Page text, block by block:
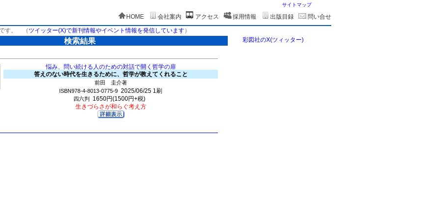
サイトマップ
HOME 会社案内 アクセス 採用情報 出版目録
問い合せ
す。
（ ツイッター(X)で新刊情報やイベント情報を発信しています）
検索結果
悩み、問い続ける人のための対話で開く哲学の扉
答えのない時代を生きるために、哲学が教えてくれること
前田 圭介著
ISBN978-4-8013-0775-9 2025/06/25 1刷
四六判
1650円(1500円+税)
生きづらさが和らぐ考え方
彩図社のX(ツィッター)